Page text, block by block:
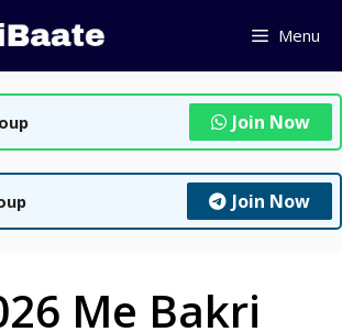
Menu
Join Now
Join Now
Me Bakri